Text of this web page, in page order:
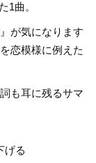
1曲。
が気になります
恋模様に例えた
も耳に残るサマ
げる